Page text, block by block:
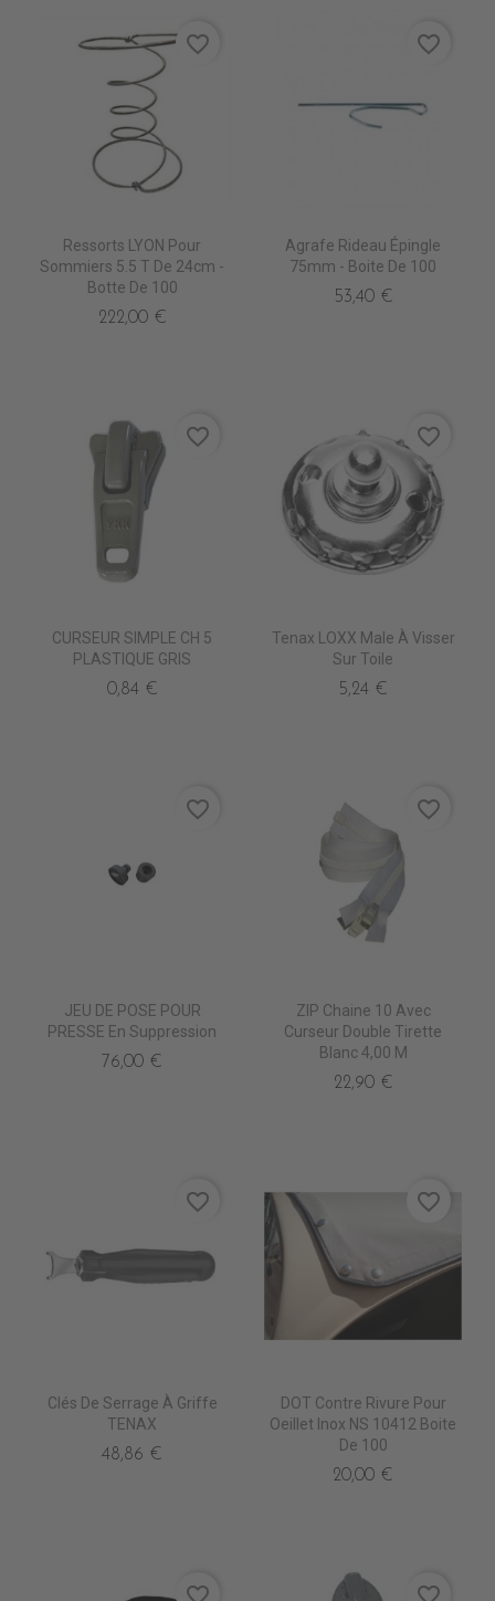
Ressorts LYON Pour
Sommiers 5.5 T De 24cm -
Botte De 100
222,00 €
favorite_border
Agrafe Rideau Épingle
75mm - Boite De 100
53,40 €
favorite_border
CURSEUR SIMPLE CH 5
PLASTIQUE GRIS
0,84 €
favorite_border
Tenax LOXX Male À Visser
Sur Toile
5,24 €
favorite_border
JEU DE POSE POUR
PRESSE En Suppression
76,00 €
favorite_border
ZIP Chaine 10 Avec
Curseur Double Tirette
Blanc 4,00 M
22,90 €
favorite_border
Clés De Serrage À Griffe
TENAX
48,86 €
favorite_border
DOT Contre Rivure Pour
Oeillet Inox NS 10412 Boite
De 100
20,00 €
favorite_border
favorite_border favorite_border